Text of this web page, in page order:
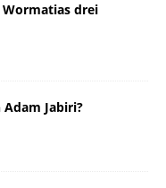
Wormatias drei
Jabiri?